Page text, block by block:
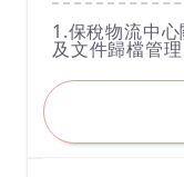
工作內容
1.保稅物流中
及文件歸檔管理
業務。
3.與客戶、報
4.海關稽核資
我要應徵